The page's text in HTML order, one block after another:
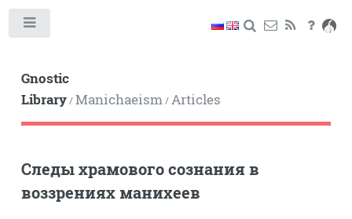
Gnostic
Library/Manichaeism/Articles
Следы храмового сознания в
воззрениях манихеев